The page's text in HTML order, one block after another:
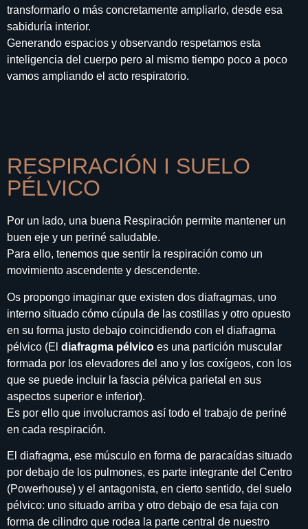
transformarlo o más concretamente ampliarlo, desde esa
sabiduría interior.
Generando espacios y observando respetamos esta
inteligencia del cuerpo pero al mismo tiempo poco a poco
vamos ampliando el acto respiratorio.
RESPIRACIÓN I SUELO
PÉLVICO
Por un lado, una buena Respiración permite mantener un
buen eje y un periné saludable.
Para ello, tenemos que sentir la respiración como un
movimiento ascendente y descendente.
Os propongo imaginar que existen dos diafragmas, uno
interno situado cómo cúpula de las costillas y otro opuesto
en su forma justo debajo coincidiendo con el diafragma
pélvico (El diafragma pélvico es una partición muscular
formada por los elevadores del ano y los coxígeos, con los
que se puede incluir la fascia pélvica parietal en sus
aspectos superior e inferior).
Es por ello que involucramos así todo el trabajo de periné
en cada respiración.
El diafragma, ese músculo en forma de paracaídas situado
por debajo de los pulmones, es parte integrante del Centro
(Powerhouse) y el antagonista, en cierto sentido, del suelo
pélvico: uno situado arriba y otro debajo de esa faja con
forma de cilindro que rodea la parte central de nuestro